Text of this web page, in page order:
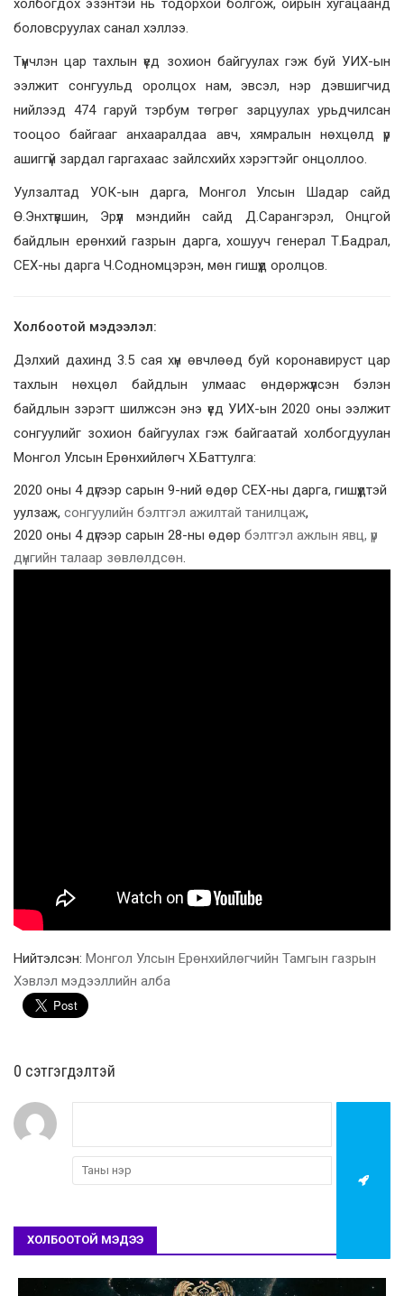
холбогдох эзэнтэй нь тодорхой болгож, ойрын хугацаанд
боловсруулах санал хэллээ.
Түүнчлэн цар тахлын үед зохион байгуулах гэж буй УИХ-ын
ээлжит сонгуульд оролцох нам, эвсэл, нэр дэвшигчид
нийлээд 474 гаруй тэрбум төгрөг зарцуулах урьдчилсан
тооцоо байгааг анхааралдаа авч, хямралын нөхцөлд үр
ашиггүй зардал гаргахаас зайлсхийх хэрэгтэйг онцоллоо.
Уулзалтад УОК-ын дарга, Монгол Улсын Шадар сайд
Ө.Энхтүвшин, Эрүүл мэндийн сайд Д.Сарангэрэл, Онцгой
байдлын ерөнхий газрын дарга, хошууч генерал Т.Бадрал,
СЕХ-ны дарга Ч.Содномцэрэн, мөн гишүүд оролцов.
Холбоотой мэдээлэл:
Дэлхий дахинд 3.5 сая хүн өвчлөөд буй коронавируст цар
тахлын нөхцөл байдлын улмаас өндөржүүлсэн бэлэн
байдлын зэрэгт шилжсэн энэ үед УИХ-ын 2020 оны ээлжит
сонгуулийг зохион байгуулах гэж байгаатай холбогдуулан
Монгол Улсын Ерөнхийлөгч Х.Баттулга:
2020 оны 4 дүгээр сарын 9-ний өдөр СЕХ-ны дарга, гишүүдтэй
уулзаж, сонгуулийн бэлтгэл ажилтай танилцаж,
2020 оны 4 дүгээр сарын 28-ны өдөр бэлтгэл ажлын явц, үр
дүнгийн талаар зөвлөлдсөн.
Нийтэлсэн: Монгол Улсын Ерөнхийлөгчийн Тамгын газрын
Хэвлэл мэдээллийн алба
0 cэтгэгдэлтэй
ХОЛБООТОЙ МЭДЭЭ